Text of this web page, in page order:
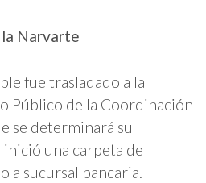
la Narvarte
fue trasladado a la
Público de la Coordinación
se determinará su
una carpeta de
a sucursal bancaria.